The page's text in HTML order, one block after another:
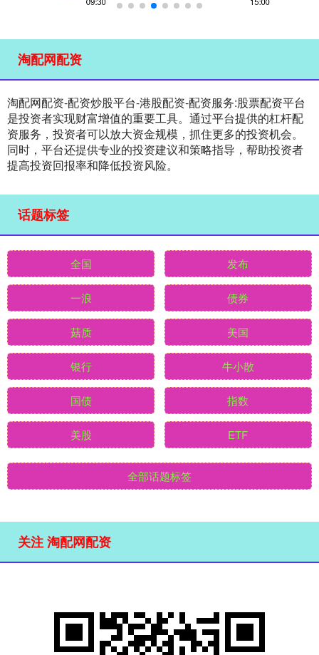
淘配网配资
淘配网配资-配资炒股平台-港股配资-配资服务:股票配资平台
是投资者实现财富增值的重要工具。通过平台提供的杠杆配
资服务，投资者可以放大资金规模，抓住更多的投资机会。
同时，平台还提供专业的投资建议和策略指导，帮助投资者
提高投资回报率和降低投资风险。
话题标签
全国 发布
一浪 债券
菇质 美国
银行 牛小散
国债 指数
美股 ETF
全部话题标签
关注 淘配网配资